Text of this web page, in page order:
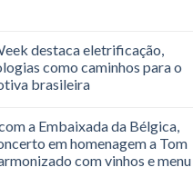
destaca eletrificação,
como caminhos para o
brasileira
a Embaixada da Bélgica,
em homenagem a Tom
com vinhos e menu